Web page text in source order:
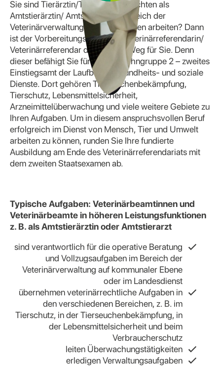
Sie sind Tierärztin/Tierarzt und möchten als
Amtstierärztin/ Amtstierarzt im Bereich der
Veterinärverwaltung in Niedersachen arbeiten? Dann
ist der Vorbereitungsdienst als Veterinärreferendarin/
Veterinärreferendar der richtige Weg für Sie. Denn
dieser befähigt Sie für die Laufbahngruppe 2 – zweites
Einstiegsamt der Laufbahn Gesundheits- und soziale
Dienste. Dort gehören Tierseuchenbekämpfung,
Tierschutz, Lebensmittelsicherheit,
Arzneimittelüberwachung und viele weitere Gebiete zu
Ihren Aufgaben. Um in diesem anspruchsvollen Beruf
erfolgreich im Dienst von Mensch, Tier und Umwelt
arbeiten zu können, runden Sie Ihre fundierte
Ausbildung am Ende des Veterinärreferendariats mit
dem zweiten Staatsexamen ab.
Typische Aufgaben: Veterinärbeamtinnen und
Veterinärbeamte in höheren Leistungsfunktionen
z. B. als Amtstierärztin oder Amtstierarzt
sind verantwortlich für die operative Beratung
und Vollzugsaufgaben im Bereich der
Veterinärverwaltung auf kommunaler Ebene
oder im Landesdienst
übernehmen veterinärrechtliche Aufgaben in
den verschiedenen Bereichen, z. B. im
Tierschutz, in der Tierseuchenbekämpfung, in
der Lebensmittelsicherheit und beim
Verbraucherschutz
leiten Überwachungstätigkeiten
erledigen Verwaltungsaufgaben